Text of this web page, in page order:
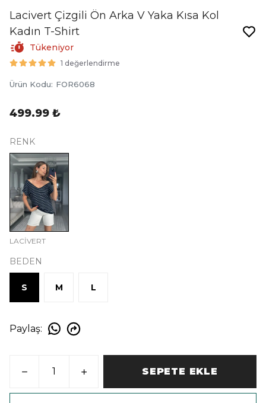
Lacivert Çizgili Ön Arka V Yaka Kısa Kol
Kadın T-Shirt
Tükeniyor
1 değerlendirme
Ürün Kodu: FOR6068
499.99 ₺
RENK
LACİVERT
BEDEN
S M L
Paylaş:
SEPETE EKLE